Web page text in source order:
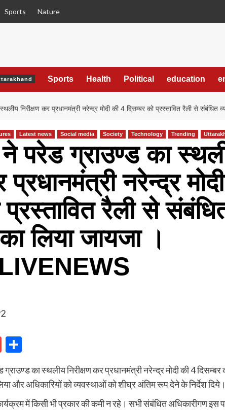
Sports Nature
Sports Health Political education
निरीक्षण कर प्रधानमंत्री नरेन्द्र मोदी की 4 दिसम्बर को प्रस्तावित रैली से
Latest news Social media Society Technology Trending
ने परेड ग्राउण्ड का
प्रधानमंत्री नरेन्द्र
प्रस्तावित रैली से
लिया जायजा ।
Gmail
का स्थलीय निरीक्षण कर प्रधानमंत्री नरेन्द्र मोदी की 4 दिसम्बर
और अधिकारियों को व्यवस्थाओं को शीघ्र अंतिम रूप देने के निर्देश दिये।
में किसी भी प्रकार की कमी न रहे। सभी संबंधित अधिकारीगण इस